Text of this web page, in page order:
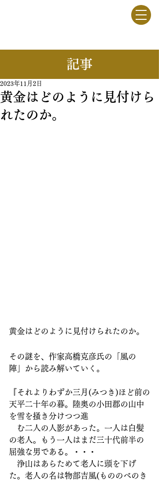
​記事
黄金はどのように見付けら
れたのか。
2023年11月2日
黄金はどのように見付けられたのか。
その謎を、作家高橋克彦氏の「風の
陣」から読み解いていく。
『それよりわずか三月(みつき)ほど前の
天平二十年の暮。陸奥の小田郡の山中
を雪を掻き分けつつ進
む二人の人影があった。一人は白髪
の老人。もう一人はまだ三十代前半の
屈強な男である。・・・
浄山はあらためて老人に頭を下げ
た。老人の名は物部吉風(もののべのき